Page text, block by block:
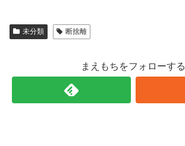
未分類 断捨離
まえもちをフォローする